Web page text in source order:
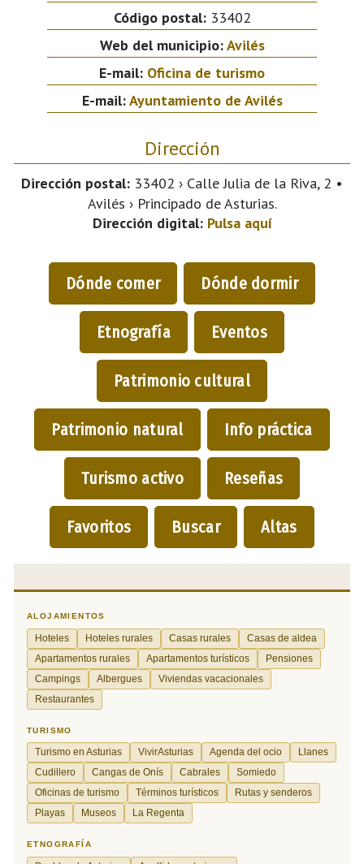
Código postal:33402
Web del municipio:Avilés
E-mail: Oficina de turismo
E-mail:Ayuntamiento de Avilés
Dirección
Dirección postal: 33402 › Calle Julia de la Riva, 2 •
Avilés › Principado de Asturias.
Dirección digital: Pulsa aquí
Dónde comer Dónde dormir
Etnografía Eventos
Patrimonio cultural
Patrimonio natural Info práctica
Turismo activo Reseñas
Favoritos Buscar Altas